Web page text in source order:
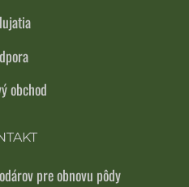
obchod
pre obnovu pôdy